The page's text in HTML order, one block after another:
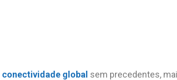
conectividade global sem precedentes,